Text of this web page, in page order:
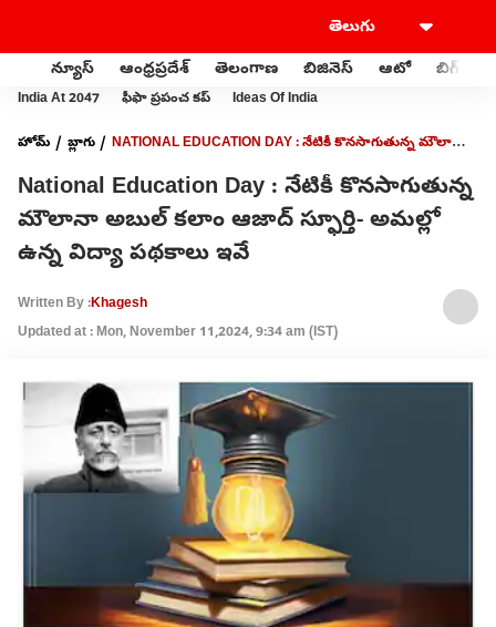
న్యూస్ ఆంధ్రప్రదేశ్ తెలంగాణ బిజినెస్ ఆటో బిగ్‌బాస్
India At 2047 ఫీఫా ప్రపంచ కప్ Ideas Of India
హోమ్ బ్లాగు
NATIONAL EDUCATION DAY : నేటికీ కొనసాగుతున్న మౌలానా
National Education Day : నేటికీ కొనసాగుతున్న
మౌలానా అబుల్ కలాం ఆజాద్ స్ఫూర్తి- అమల్లో
ఉన్న విద్యా పథకాలు ఇవే
Written By :Khagesh
Updated at : Mon, November 11,2024, 9:34 am (IST)